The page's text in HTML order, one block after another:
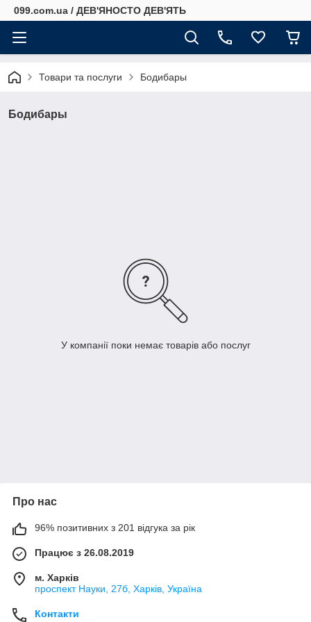
099.com.ua / ДЕВ'ЯНОСТО ДЕВ'ЯТЬ
Товари та послуги Бодибары
Бодибары
У компанії поки немає товарів або послуг
Про нас
96% позитивних з 201 відгука за рік
Працює з 26.08.2019
м. Харків
проспект Науки, 27б, Харків, Україна
Контакти